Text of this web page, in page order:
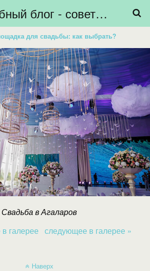
Свадебный блог - советы невестам, подготовка к свадьбе - HiBride
для свадьбы: как выбрать?
Свадьба в Агаларов
галерее следующее в галерее »
Наверх